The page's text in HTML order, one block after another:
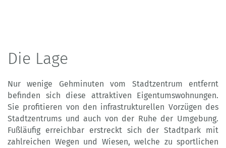
Die Lage
Nur wenige Gehminuten vom Stadtzentrum entfernt
befinden sich diese attraktiven Eigentumswohnungen.
Sie profitieren von den infrastrukturellen Vorzügen des
Stadtzentrums und auch von der Ruhe der Umgebung.
Fußläufig erreichbar erstreckt sich der Stadtpark mit
zahlreichen Wegen und Wiesen, welche zu sportlichen